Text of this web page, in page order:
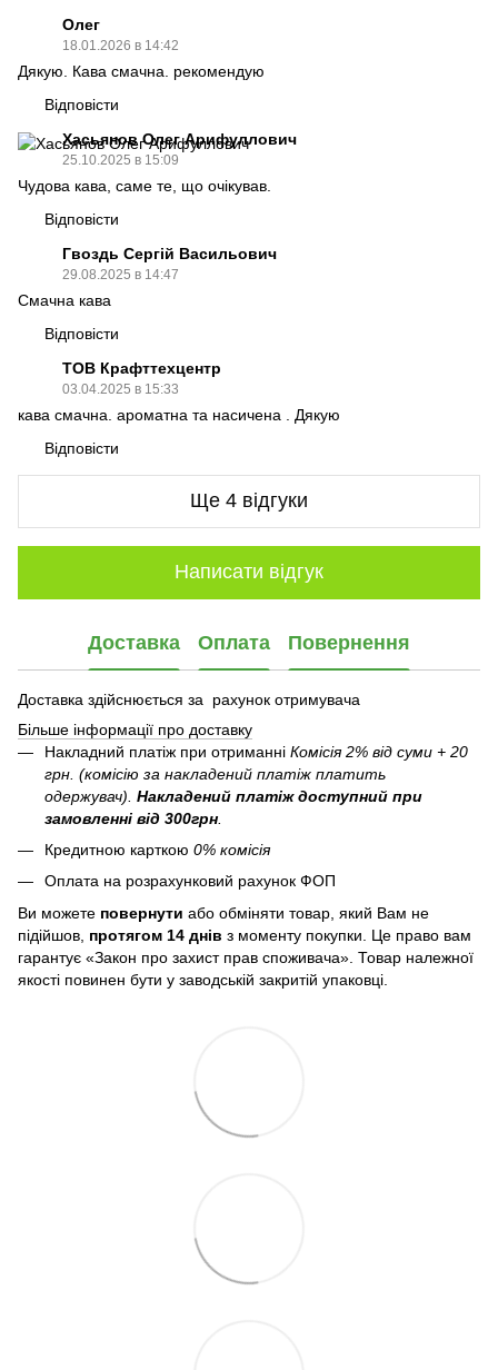
Олег
18.01.2026 в 14:42
Дякую. Кава смачна. рекомендую
Відповісти
Хасьянов Олег Арифуллович
25.10.2025 в 15:09
Чудова кава, саме те, що очікував.
Відповісти
Гвоздь Сергій Васильович
29.08.2025 в 14:47
Смачна кава
Відповісти
ТОВ Крафттехцентр
03.04.2025 в 15:33
кава смачна. ароматна та насичена . Дякую
Відповісти
Ще 4 відгуки
Написати відгук
Доставка Оплата Повернення
Доставка здійснюється за рахунок отримувача
Більше інформації про доставку
Накладний платіж при отриманні Комісія 2% від суми + 20
грн. (комісію за накладений платіж платить
одержувач). Накладений платіж доступний при
замовленні від 300грн
Кредитною карткою 0% комісія
Оплата на розрахунковий рахунок ФОП
Ви можете повернути або обміняти товар, який Вам не
підійшов, протягом 14 днів з моменту покупки. Це право вам
гарантує «Закон про захист прав споживача». Товар належної
якості повинен бути у заводській закритій упаковці.